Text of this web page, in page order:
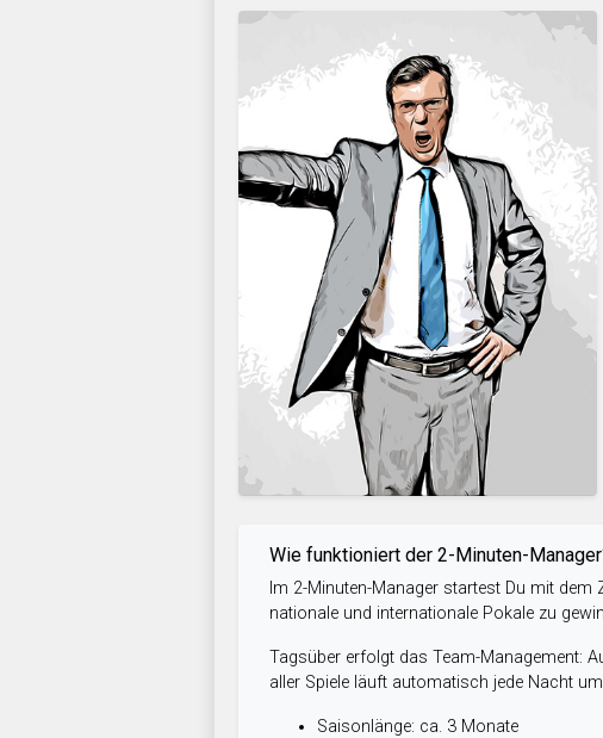
Wie funktioniert der 2-Minuten-
Im 2-Minuten-Manager startest Du mit
nationale und internationale Pokale zu
Tagsüber erfolgt das Team-Management:
aller Spiele läuft automatisch jede Nacht
Saisonlänge: ca. 3 Monate